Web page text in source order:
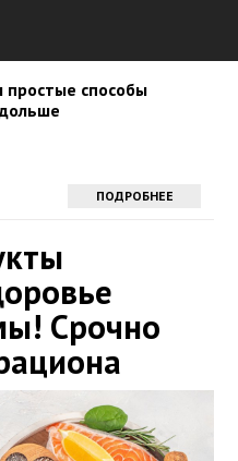
простые способы
ПОДРОБНЕЕ
Срочно